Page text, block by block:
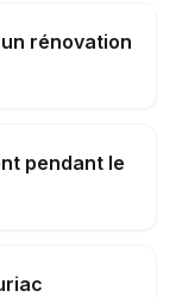
rénovation
pendant le